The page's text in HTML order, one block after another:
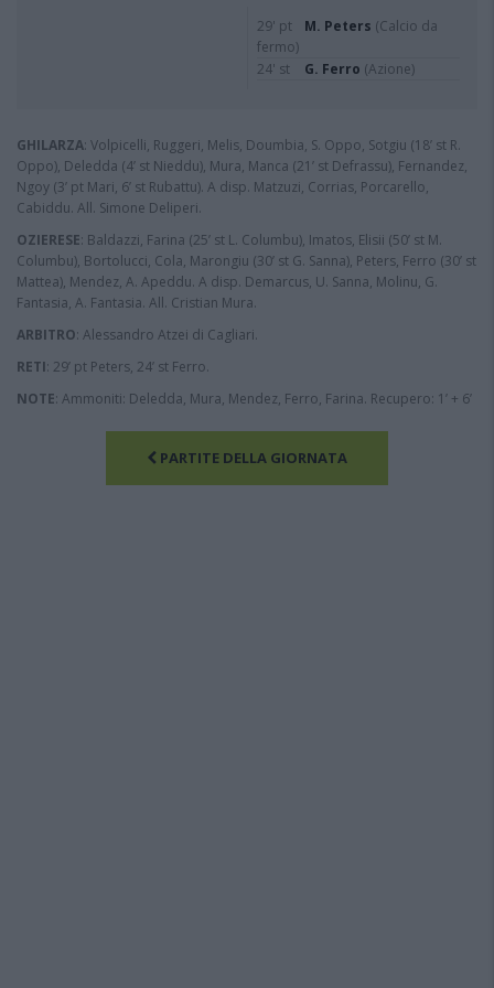
29' pt M. Peters (Calcio da
fermo)
24' st
G. Ferro (Azione)
GHILARZA: Volpicelli, Ruggeri, Melis, Doumbia, S. Oppo, Sotgiu (18’ st R.
Oppo), Deledda (4’ st Nieddu), Mura, Manca (21’ st Defrassu), Fernandez,
Ngoy (3’ pt Mari, 6’ st Rubattu). A disp. Matzuzi, Corrias, Porcarello,
Cabiddu. All. Simone Deliperi.
OZIERESE: Baldazzi, Farina (25’ st L. Columbu), Imatos, Elisii (50’ st M.
Columbu), Bortolucci, Cola, Marongiu (30’ st G. Sanna), Peters, Ferro (30’ st
Mattea), Mendez, A. Apeddu. A disp. Demarcus, U. Sanna, Molinu, G.
Fantasia, A. Fantasia. All. Cristian Mura.
ARBITRO: Alessandro Atzei di Cagliari.
RETI: 29’ pt Peters, 24’ st Ferro.
NOTE: Ammoniti: Deledda, Mura, Mendez, Ferro, Farina. Recupero: 1’ + 6’
PARTITE DELLA GIORNATA